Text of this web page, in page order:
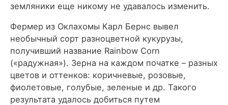
земляники еще никому не удавалось изменить.
Фермер из Оклахомы Карл Бернс вывел
необычный сорт разноцветной кукурузы,
получивший название Rainbow Corn
(«радужная»). Зерна на каждом початке – разных
цветов и оттенков: коричневые, розовые,
фиолетовые, голубые, зеленые и др. Такого
результата удалось добиться путем